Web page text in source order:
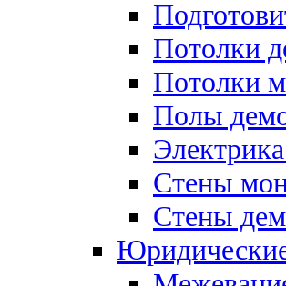
Потолки
Потолки
Полы
Стены
Стены